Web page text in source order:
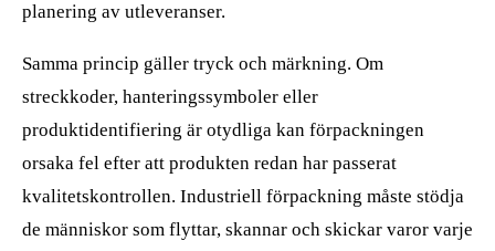
planering av utleveranser.
Samma princip gäller tryck och märkning. Om
streckkoder, hanteringssymboler eller
produktidentifiering är otydliga kan förpackningen
orsaka fel efter att produkten redan har passerat
kvalitetskontrollen. Industriell förpackning måste stödja
de människor som flyttar, skannar och skickar varor varje